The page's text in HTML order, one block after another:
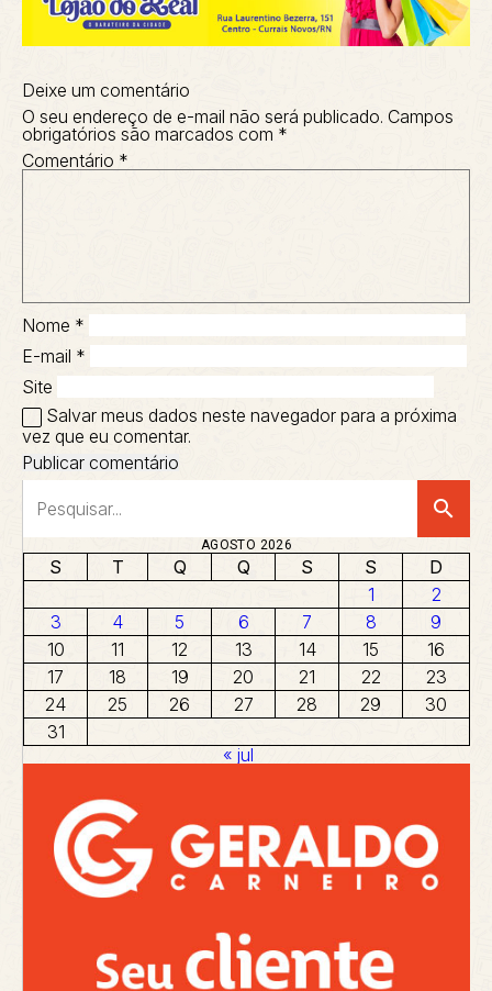
Deixe um comentário
O seu endereço de e-mail não será publicado. Campos
obrigatórios são marcados com *
Comentário *
Nome *
E-mail *
Site
Salvar meus dados neste navegador para a próxima
vez que eu comentar.
search
AGOSTO 2026
S T Q Q S S
D
1
2
3
4 5 6 7 8
9
10
11 12 13 14 15
16
17
18 19 20 21 22
23
24
25 26 27 28 29
30
31
« jul